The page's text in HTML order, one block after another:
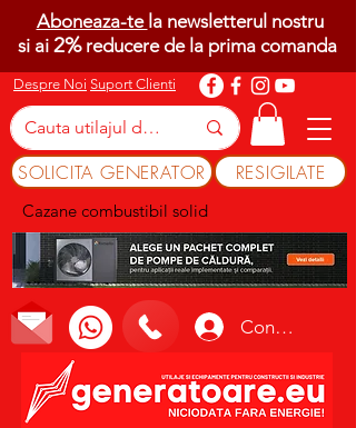
Despre Noi Suport Clienti
SOLICITA GENERATOR RESIGILATE
Cazane combustibil solid
Conectează-te
Aboneaza-te la newsletterul nostru
si ai 2%reducere de la prima comanda